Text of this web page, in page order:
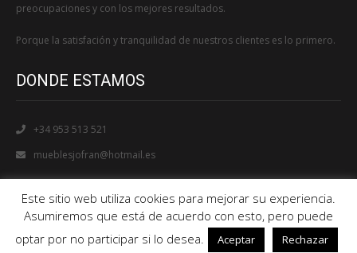
preocupaciones y con los mejores resultados.
Porque la satisfación y tranquilidad de nuestros clientes es lo primero.
DONDE ESTAMOS
+34 953 513 521
mueblesjofran@hotmail.es
© 2018 . All Rights Reserved
Este sitio web utiliza cookies para mejorar su experiencia.
Asumiremos que está de acuerdo con esto, pero puede
optar por no participar si lo desea.
Aceptar Rechazar